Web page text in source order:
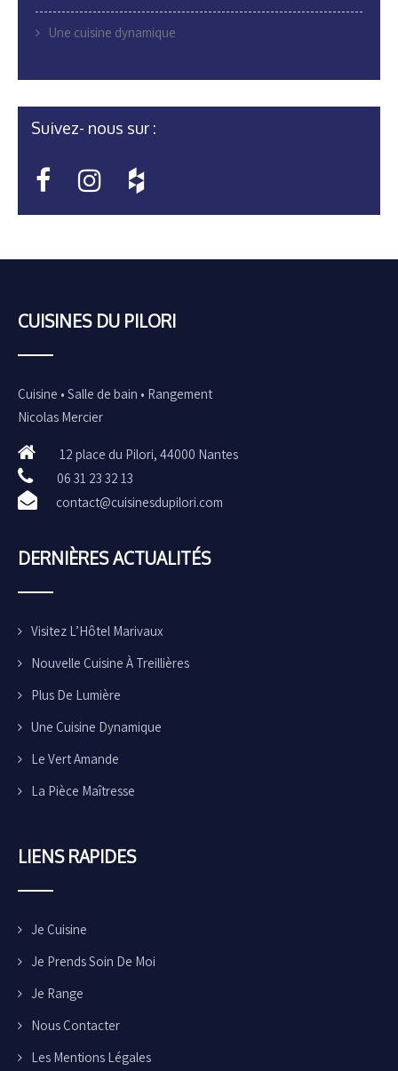
Une cuisine dynamique
Suivez- nous sur :
CUISINES DU PILORI
Cuisine • Salle de bain • Rangement
Nicolas Mercier
12 place du Pilori, 44000 Nantes
06 31 23 32 13
contact@cuisinesdupilori.com
DERNIÈRES ACTUALITÉS
Visitez L’Hôtel Marivaux
Nouvelle Cuisine À Treillières
Plus De Lumière
Une Cuisine Dynamique
Le Vert Amande
La Pièce Maîtresse
LIENS RAPIDES
Je Cuisine
Je Prends Soin De Moi
Je Range
Nous Contacter
Les Mentions Légales